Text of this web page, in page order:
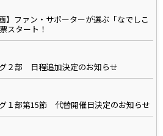
】ファン・サポーターが選ぶ「なでしこ
スタート！
２部 日程追加決定のお知らせ
１部第15節 代替開催日決定のお知らせ